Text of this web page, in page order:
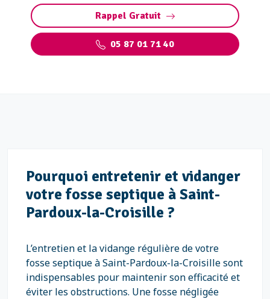
Rappel Gratuit
05 87 01 71 40
Pourquoi entretenir et vidanger
votre fosse septique à Saint-
Pardoux-la-Croisille ?
L’entretien et la vidange régulière de votre
fosse septique à Saint-Pardoux-la-Croisille sont
indispensables pour maintenir son efficacité et
éviter les obstructions. Une fosse négligée